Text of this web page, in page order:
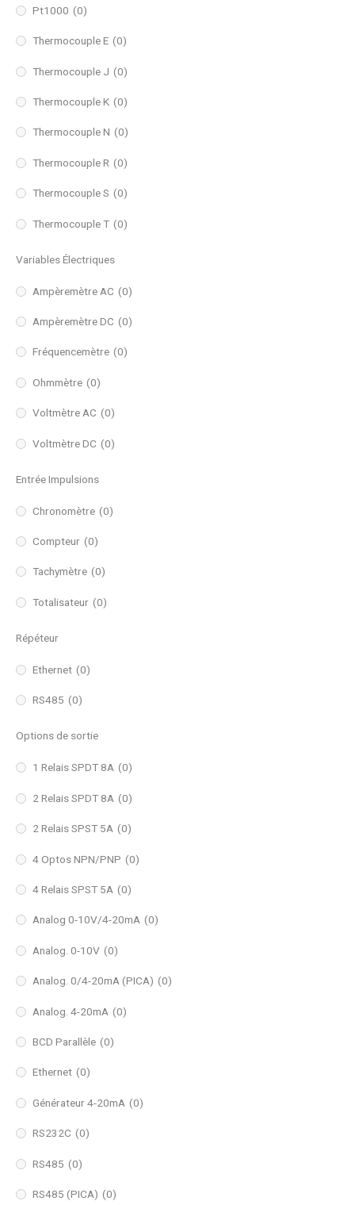
Pt1000 (0)
Thermocouple E (0)
Thermocouple J (0)
Thermocouple K (0)
Thermocouple N (0)
Thermocouple R (0)
Thermocouple S (0)
Thermocouple T (0)
Variables Électriques
Ampèremètre AC (0)
Ampèremètre DC (0)
Fréquencemètre (0)
Ohmmètre (0)
Voltmètre AC (0)
Voltmètre DC (0)
Entrée Impulsions
Chronomètre (0)
Compteur (0)
Tachymètre (0)
Totalisateur (0)
Répéteur
Ethernet (0)
RS485 (0)
Options de sortie
1 Relais SPDT 8A (0)
2 Relais SPDT 8A (0)
2 Relais SPST 5A (0)
4 Optos NPN/PNP (0)
4 Relais SPST 5A (0)
Analog 0-10V/4-20mA (0)
Analog. 0-10V (0)
Analog. 0/4-20mA (PICA) (0)
Analog. 4-20mA (0)
BCD Parallèle (0)
Ethernet (0)
Générateur 4-20mA (0)
RS232C (0)
RS485 (0)
RS485 (PICA) (0)